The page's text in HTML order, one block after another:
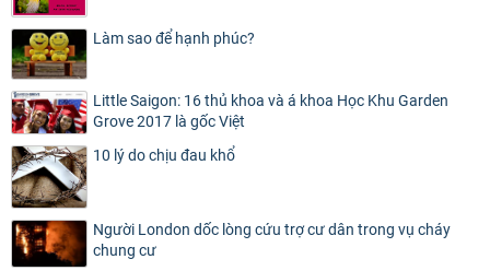
Làm sao để hạnh phúc?
Little Saigon: 16 thủ khoa và á khoa Học Khu Garden
Grove 2017 là gốc Việt
10 lý do chịu đau khổ
Người London dốc lòng cứu trợ cư dân trong vụ cháy
chung cư